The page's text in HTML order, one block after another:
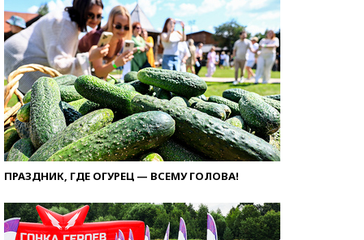
ПРАЗДНИК, ГДЕ ОГУРЕЦ — ВСЕМУ ГОЛОВА!